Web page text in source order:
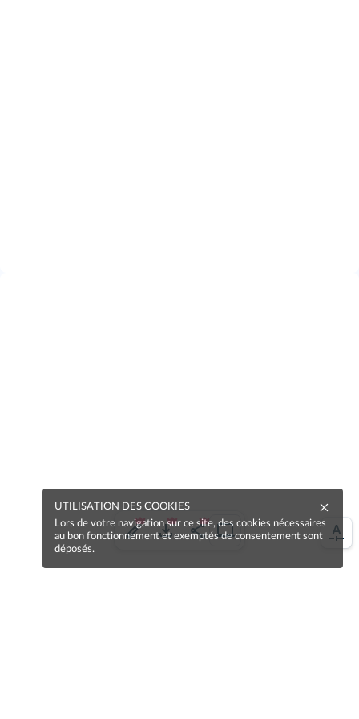
UTILISATION DES COOKIES
Lors de votre navigation sur ce site, des cookies nécessaires
au bon fonctionnement et exemptés de consentement sont
déposés.